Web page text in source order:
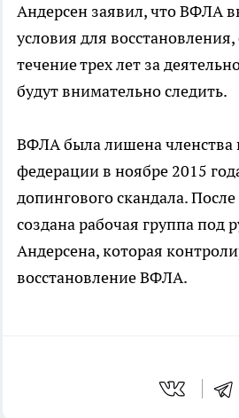
Андерсен заявил, что ВФЛА
условия для
течение трех лет за
будут внимательно следить.
ВФЛА была лишена членства
федерации в ноябре 2015
допингового скандала.
создана рабочая группа под
Андерсена, которая
восстановление ВФЛА.